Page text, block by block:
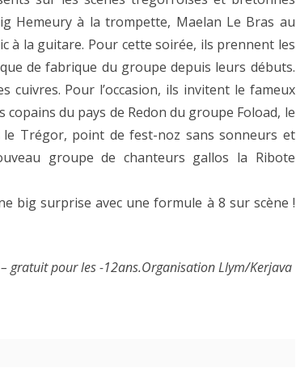
Hemeury à la trompette, Maelan Le Bras au
à la guitare. Pour cette soirée, ils prennent les
de fabrique du groupe depuis leurs débuts.
cuivres. Pour l’occasion, ils invitent le fameux
du pays de Redon du groupe Foload, le
Trégor, point de fest-noz sans sonneurs et
groupe de chanteurs gallos la Ribote
big surprise avec une formule à 8 sur scène !
gratuit pour les -12ans.Organisation Llym/Kerjava